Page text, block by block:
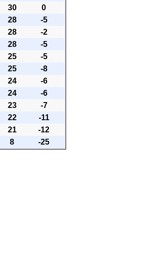
30
0
28
-5
28
-2
28
-5
25
-5
25
-8
24
-6
24
-6
23
-7
22
-11
21
-12
8 -25